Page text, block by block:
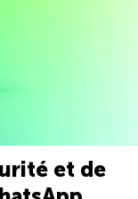
et de